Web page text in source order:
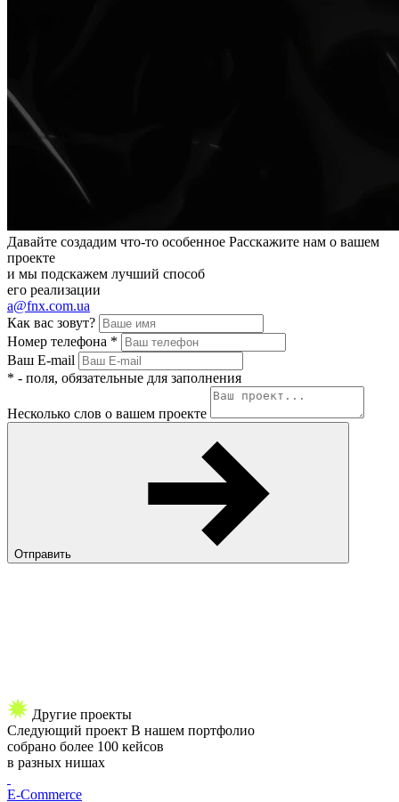
Давайте создадим что-то особенное Расскажите нам о вашем
проекте
и мы подскажем лучший способ
его реализации
a@fnx.com.ua
Как вас зовут?
Номер телефона *
Ваш E-mail
* - поля, обязательные для заполнения
Несколько слов о вашем проекте
Отправить
Другие проекты
Следующий проект В нашем портфолио
собрано более 100 кейсов
в разных нишах
E-Commerce